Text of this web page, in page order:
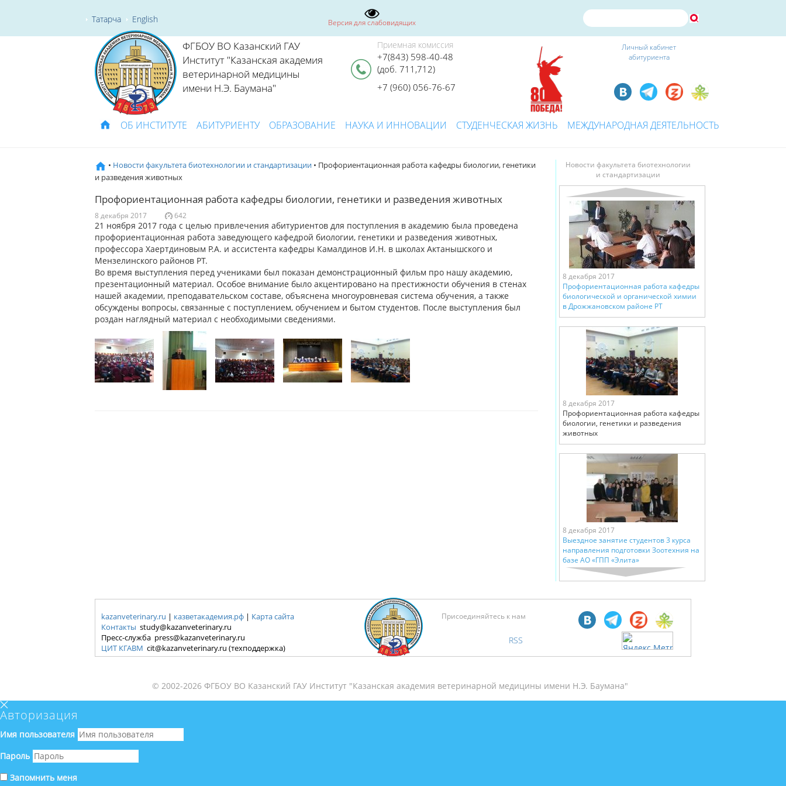
Татарча English Версия для слабовидящих
ФГБОУ ВО Казанский ГАУ
Институт "Казанская академия
ветеринарной медицины
имени Н.Э. Баумана"
Приемная комиссия
+7(843) 598-40-48
(доб. 711,712)
+7 (960) 056-76-67
Личный кабинет
абитуриента
ОБ ИНСТИТУТЕ АБИТУРИЕНТУ ОБРАЗОВАНИЕ НАУКА И ИННОВАЦИИ СТУДЕНЧЕСКАЯ ЖИЗНЬ МЕЖДУНАРОДНАЯ ДЕЯТЕЛЬНОСТЬ
• Новости факультета биотехнологии и стандартизации • Профориентационная работа кафедры биологии, генетики
и разведения животных
Профориентационная работа кафедры биологии, генетики и разведения животных
8 декабря 2017 642
21 ноября 2017 года с целью привлечения абитуриентов для поступления в академию была проведена
профориентационная работа заведующего кафедрой биологии, генетики и разведения животных,
профессора Хаертдиновым Р.А. и ассистента кафедры Камалдинов И.Н. в школах Актанышского и
Мензелинского районов РТ.
Во время выступления перед учениками был показан демонстрационный фильм про нашу академию,
презентационный материал. Особое внимание было акцентировано на престижности обучения в стенах
нашей академии, преподавательском составе, объяснена многоуровневая система обучения, а также
обсуждены вопросы, связанные с поступлением, обучением и бытом студентов. После выступления был
роздан наглядный материал с необходимыми сведениями.
Новости факультета биотехнологии
и стандартизации
8 декабря 2017
Профориентационная работа кафедры
биологической и органической химии
в Дрожжановском районе РТ
8 декабря 2017
Профориентационная работа кафедры
биологии, генетики и разведения
животных
8 декабря 2017
Выездное занятие студентов 3 курса
направления подготовки Зоотехния на
базе АО «ГПП «Элита»
kazanveterinary.ru | казветакадемия.рф | Карта сайта
Контакты study@kazanveterinary.ru
Пресс-служба press@kazanveterinary.ru
ЦИТ КГАВМ cit@kazanveterinary.ru (техподдержка)
Присоединяйтесь к нам
RSS
© 2002-2026 ФГБОУ ВО Казанский ГАУ Институт "Казанская академия ветеринарной медицины имени Н.Э. Баумана"
Авторизация
Имя пользователя
Пароль
Запомнить меня